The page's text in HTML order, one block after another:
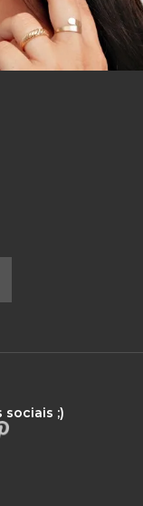
sociais ;)